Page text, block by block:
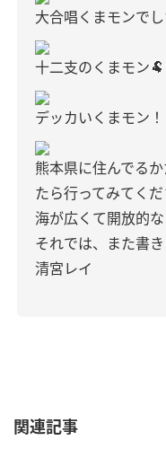
大合唱くまモンで
十二支のくまモン
デッカいくまモン
熊本県に住んでる
たら行ってみてく
海が広くて開放的
それでは、また書
清宮レイ
関連記事